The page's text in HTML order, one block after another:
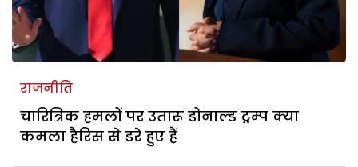
राजनीति
चारित्रिक हमलों पर उतारू डोनाल्ड ट्रम्प क्या
कमला हैरिस से डरे हुए हैं